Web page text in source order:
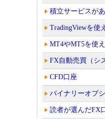
積立サービスが
TradingViewを使
MT4やMT5を使
FX自動売買（シ
CFD口座
バイナリーオプ
読者が選んだFX